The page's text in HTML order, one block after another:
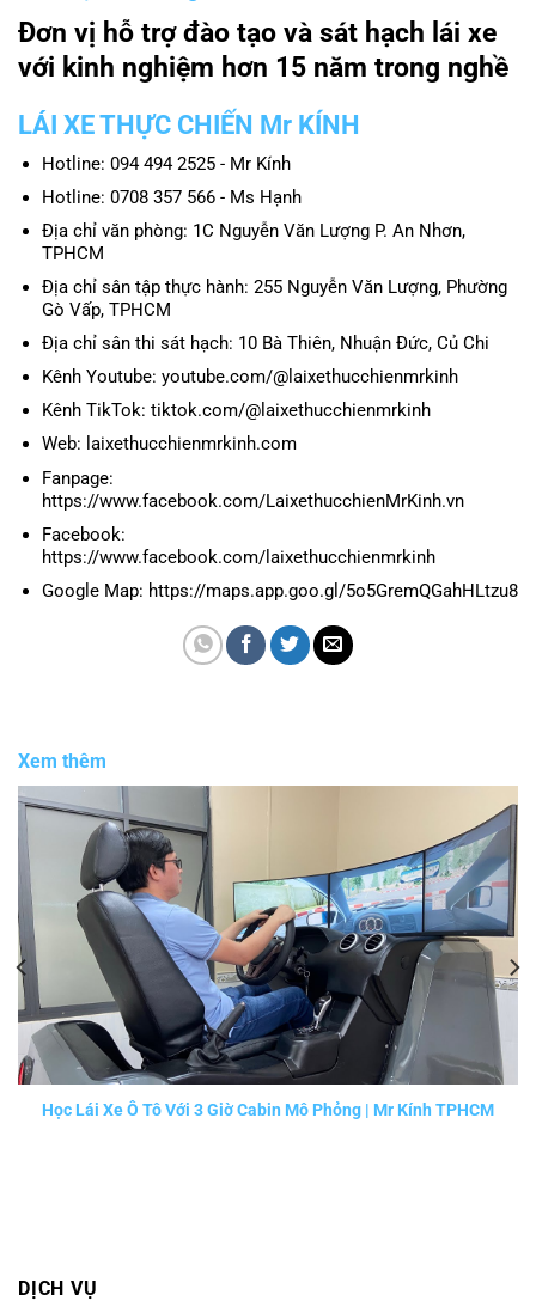
Đơn vị hỗ trợ đào tạo và sát hạch lái xe
với kinh nghiệm hơn 15 năm trong nghề
LÁI XE THỰC CHIẾN Mr KÍNH
Hotline: 094 494 2525 - Mr Kính
Hotline: 0708 357 566 - Ms Hạnh
Địa chỉ văn phòng: 1C Nguyễn Văn Lượng P. An Nhơn,
TPHCM
Địa chỉ sân tập thực hành: 255 Nguyễn Văn Lượng, Phường
Gò Vấp, TPHCM
Địa chỉ sân thi sát hạch: 10 Bà Thiên, Nhuận Đức, Củ Chi
Kênh Youtube: youtube.com/@laixethucchienmrkinh
Kênh TikTok: tiktok.com/@laixethucchienmrkinh
Web: laixethucchienmrkinh.com
Fanpage:
https://www.facebook.com/LaixethucchienMrKinh.vn
Facebook:
https://www.facebook.com/laixethucchienmrkinh
Google Map: https://maps.app.goo.gl/5o5GremQGahHLtzu8
Xem thêm
Học Lái Xe Ô Tô Với 3 Giờ Cabin Mô Phỏng | Mr Kính TPHCM
DỊCH VỤ